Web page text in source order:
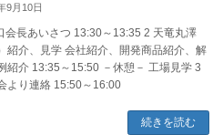
9月10日
会長あいさつ 13:30～13:35 2 天竜丸澤
紹介、見学 会社紹介、開発商品紹介、解
紹介 13:35～15:50 －休憩－ 工場見学 3
より連絡 15:50～16:00
続きを読む